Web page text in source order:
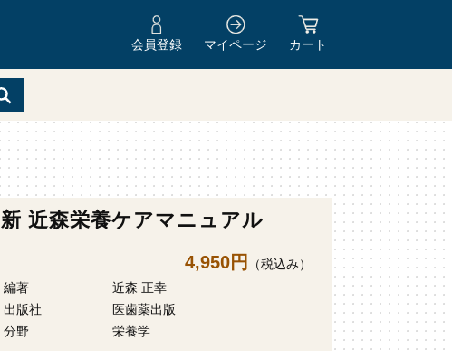
会員登録 マイページ カート
新 近森栄養ケアマニュアル
4,950円
（税込み）
編著
近森 正幸
出版社
医歯薬出版
分野
栄養学